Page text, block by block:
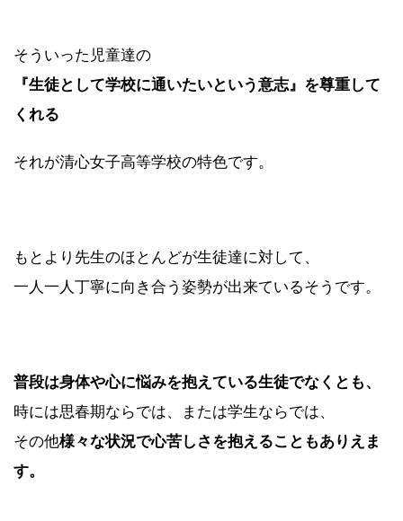
そういった児童達の
『生徒として学校に通いたいという意志』を尊重して
くれる
それが清心女子高等学校の特色です。
もとより先生のほとんどが生徒達に対して、
一人一人丁寧に向き合う姿勢が出来ているそうです。
普段は身体や心に悩みを抱えている生徒でなくとも、
時には思春期ならでは、または学生ならでは、
その他様々な状況で心苦しさを抱えることもありえま
す。